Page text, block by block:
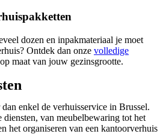
dozen en inpakmateriaal je moet
Ontdek dan onze volledige
op maat van jouw gezinsgrootte.
enkel de verhuisservice in Brussel.
diensten, van meubelbewaring tot het
het organiseren van een kantoorverhuis